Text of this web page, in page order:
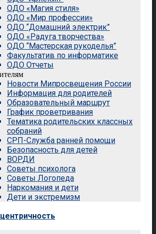
ОДО «Магия стиля»
ОДО «Мир профессии»
ОДО “Домашний электрик”
ОДО «Радуга творчества»
ОДО “Мастерская рукоделья”
Факультатив по информатике
ОДО Отчеты
Новости Мипросвещения России
Информация для родителей
Образовательный маршрут
График проветривания
Тематика родительских классных
собраний
СРП-Служба ранней помощи
Безопасность для детей
ВОРДИ
Советы психолога
Советы Логопеда
Наркомания и дети
Дети и экстремизм